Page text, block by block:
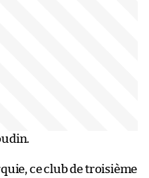
ce club de troisième